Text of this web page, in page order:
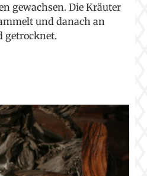
gewachsen. Die Kräuter
und danach an
getrocknet.